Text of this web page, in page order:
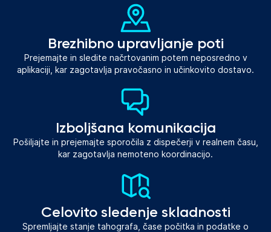
Brezhibno upravljanje poti
Prejemajte in sledite načrtovanim potem neposredno v
aplikaciji, kar zagotavlja pravočasno in učinkovito dostavo.
Izboljšana komunikacija
Pošiljajte in prejemajte sporočila z dispečerji v realnem času,
kar zagotavlja nemoteno koordinacijo.
Celovito sledenje skladnosti
Spremljajte stanje tahografa, čase počitka in podatke o